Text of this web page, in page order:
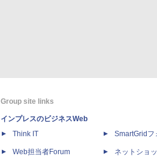
Group site links
インプレスのビジネスWeb
Think IT
Web担当者Forum
SmartGridフ
ネットショ